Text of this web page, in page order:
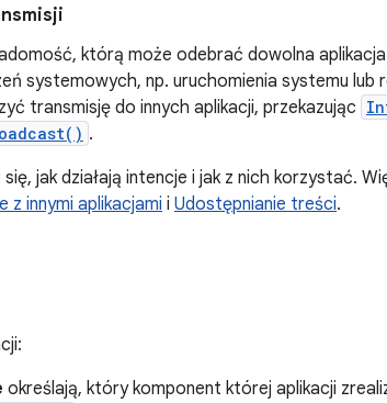
którą może odebrać dowolna
systemowych, np. uruchomienia systemu lub
transmisję do innych aplikacji, przekazując
.
jak działają intencje i jak z nich korzystać.
z innymi aplikacjami i Udostępnianie treści.
określają, który komponent której aplikacji